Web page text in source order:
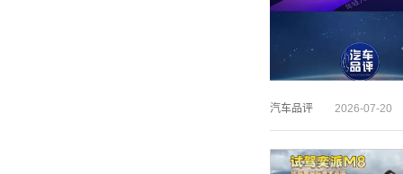
汽车品评 2026-07-20